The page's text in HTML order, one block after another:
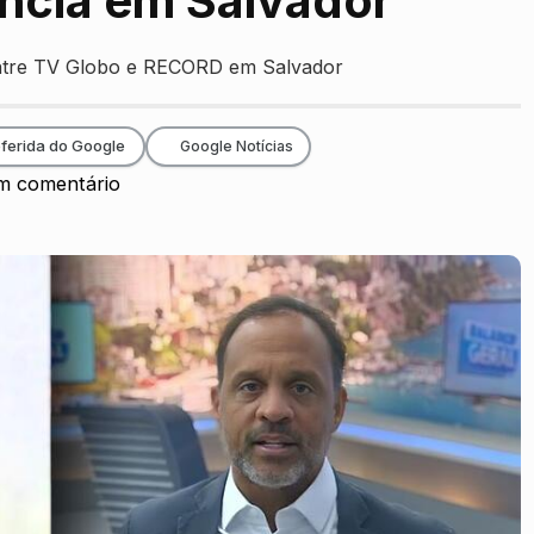
TV Globo e RECORD em Salvador
comentário
do Google Google Notícias